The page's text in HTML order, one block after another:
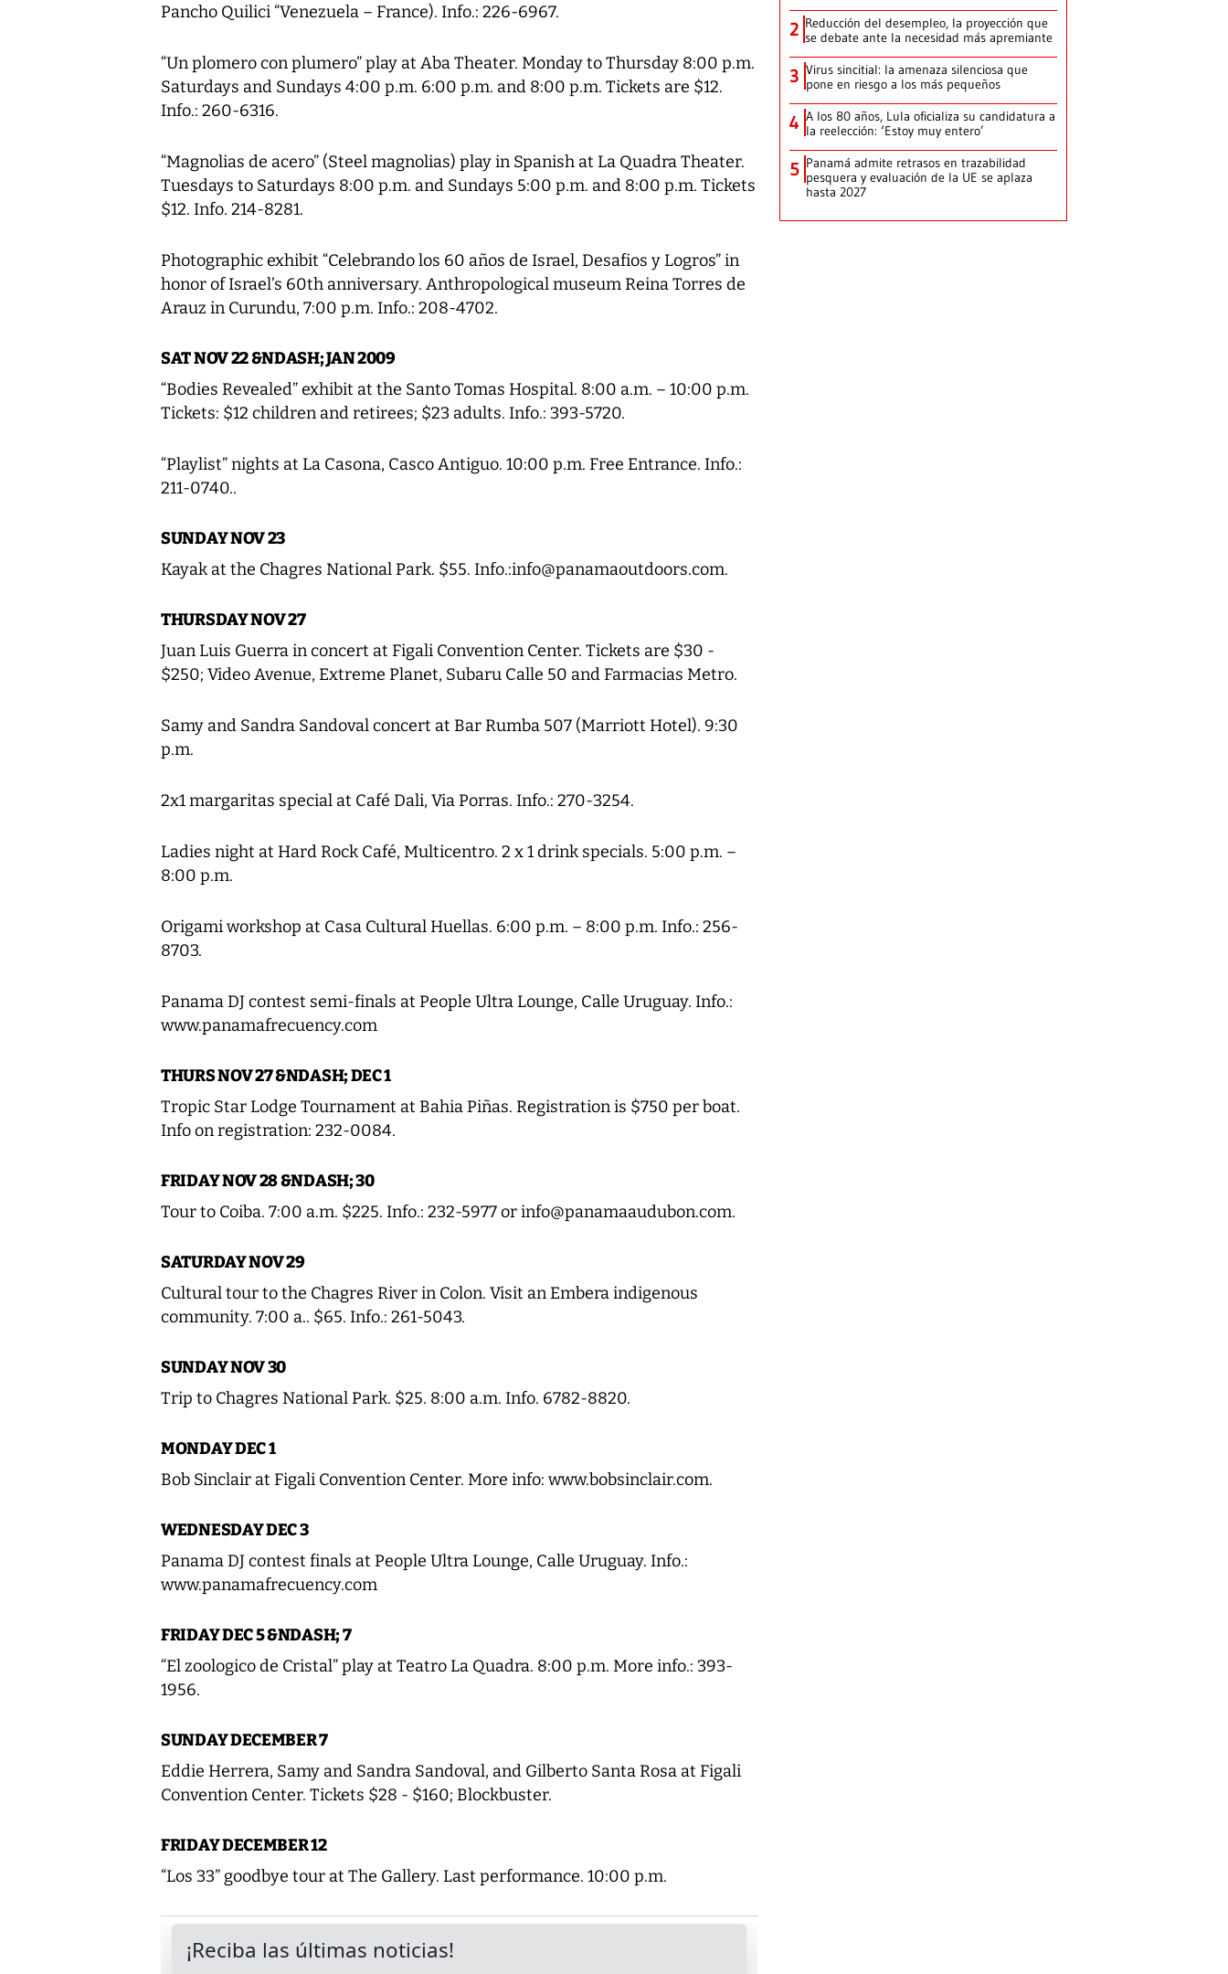
Pancho Quilici “Venezuela – France). Info.: 226-6967.
“Un plomero con plumero” play at Aba Theater. Monday to Thursday 8:00 p.m.
Saturdays and Sundays 4:00 p.m. 6:00 p.m. and 8:00 p.m. Tickets are $12.
Info.: 260-6316.
“Magnolias de acero” (Steel magnolias) play in Spanish at La Quadra Theater.
Tuesdays to Saturdays 8:00 p.m. and Sundays 5:00 p.m. and 8:00 p.m. Tickets
$12. Info. 214-8281.
Photographic exhibit “Celebrando los 60 años de Israel, Desafios y Logros” in
honor of Israel’s 60th anniversary. Anthropological museum Reina Torres de
Arauz in Curundu, 7:00 p.m. Info.: 208-4702.
SAT NOV 22 &NDASH; JAN 2009
“Bodies Revealed” exhibit at the Santo Tomas Hospital. 8:00 a.m. – 10:00 p.m.
Tickets: $12 children and retirees; $23 adults. Info.: 393-5720.
“Playlist” nights at La Casona, Casco Antiguo. 10:00 p.m. Free Entrance. Info.:
211-0740..
SUNDAY NOV 23
Kayak at the Chagres National Park. $55. Info.:info@panamaoutdoors.com.
THURSDAY NOV 27
Juan Luis Guerra in concert at Figali Convention Center. Tickets are $30 -
$250; Video Avenue, Extreme Planet, Subaru Calle 50 and Farmacias Metro.
Samy and Sandra Sandoval concert at Bar Rumba 507 (Marriott Hotel). 9:30
p.m.
2x1 margaritas special at Café Dali, Via Porras. Info.: 270-3254.
Ladies night at Hard Rock Café, Multicentro. 2 x 1 drink specials. 5:00 p.m. –
8:00 p.m.
Origami workshop at Casa Cultural Huellas. 6:00 p.m. – 8:00 p.m. Info.: 256-
8703.
Panama DJ contest semi-finals at People Ultra Lounge, Calle Uruguay. Info.:
www.panamafrecuency.com
THURS NOV 27 &NDASH; DEC 1
Tropic Star Lodge Tournament at Bahia Piñas. Registration is $750 per boat.
Info on registration: 232-0084.
FRIDAY NOV 28 &NDASH; 30
Tour to Coiba. 7:00 a.m. $225. Info.: 232-5977 or info@panamaaudubon.com.
SATURDAY NOV 29
Cultural tour to the Chagres River in Colon. Visit an Embera indigenous
community. 7:00 a.. $65. Info.: 261-5043.
SUNDAY NOV 30
Trip to Chagres National Park. $25. 8:00 a.m. Info. 6782-8820.
MONDAY DEC 1
Bob Sinclair at Figali Convention Center. More info: www.bobsinclair.com.
WEDNESDAY DEC 3
Panama DJ contest finals at People Ultra Lounge, Calle Uruguay. Info.:
www.panamafrecuency.com
FRIDAY DEC 5 &NDASH; 7
“El zoologico de Cristal” play at Teatro La Quadra. 8:00 p.m. More info.: 393-
1956.
SUNDAY DECEMBER 7
Eddie Herrera, Samy and Sandra Sandoval, and Gilberto Santa Rosa at Figali
Convention Center. Tickets $28 - $160; Blockbuster.
FRIDAY DECEMBER 12
“Los 33” goodbye tour at The Gallery. Last performance. 10:00 p.m.
2 Reducción del desempleo, la proyección que
se debate ante la necesidad más apremiante
3 Virus sincitial: la amenaza silenciosa que
pone en riesgo a los más pequeños
4 A los 80 años, Lula oficializa su candidatura a
la reelección: ‘Estoy muy entero’
5 Panamá admite retrasos en trazabilidad
pesquera y evaluación de la UE se aplaza
hasta 2027